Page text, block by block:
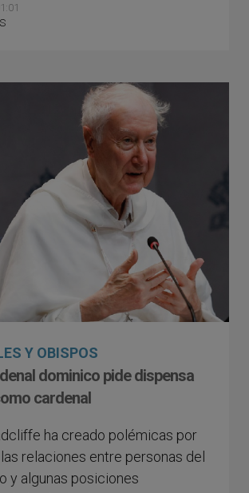
Y OBISPOS
dominico pide dispensa
cardenal
ha creado polémicas por
relaciones entre personas del
y algunas posiciones